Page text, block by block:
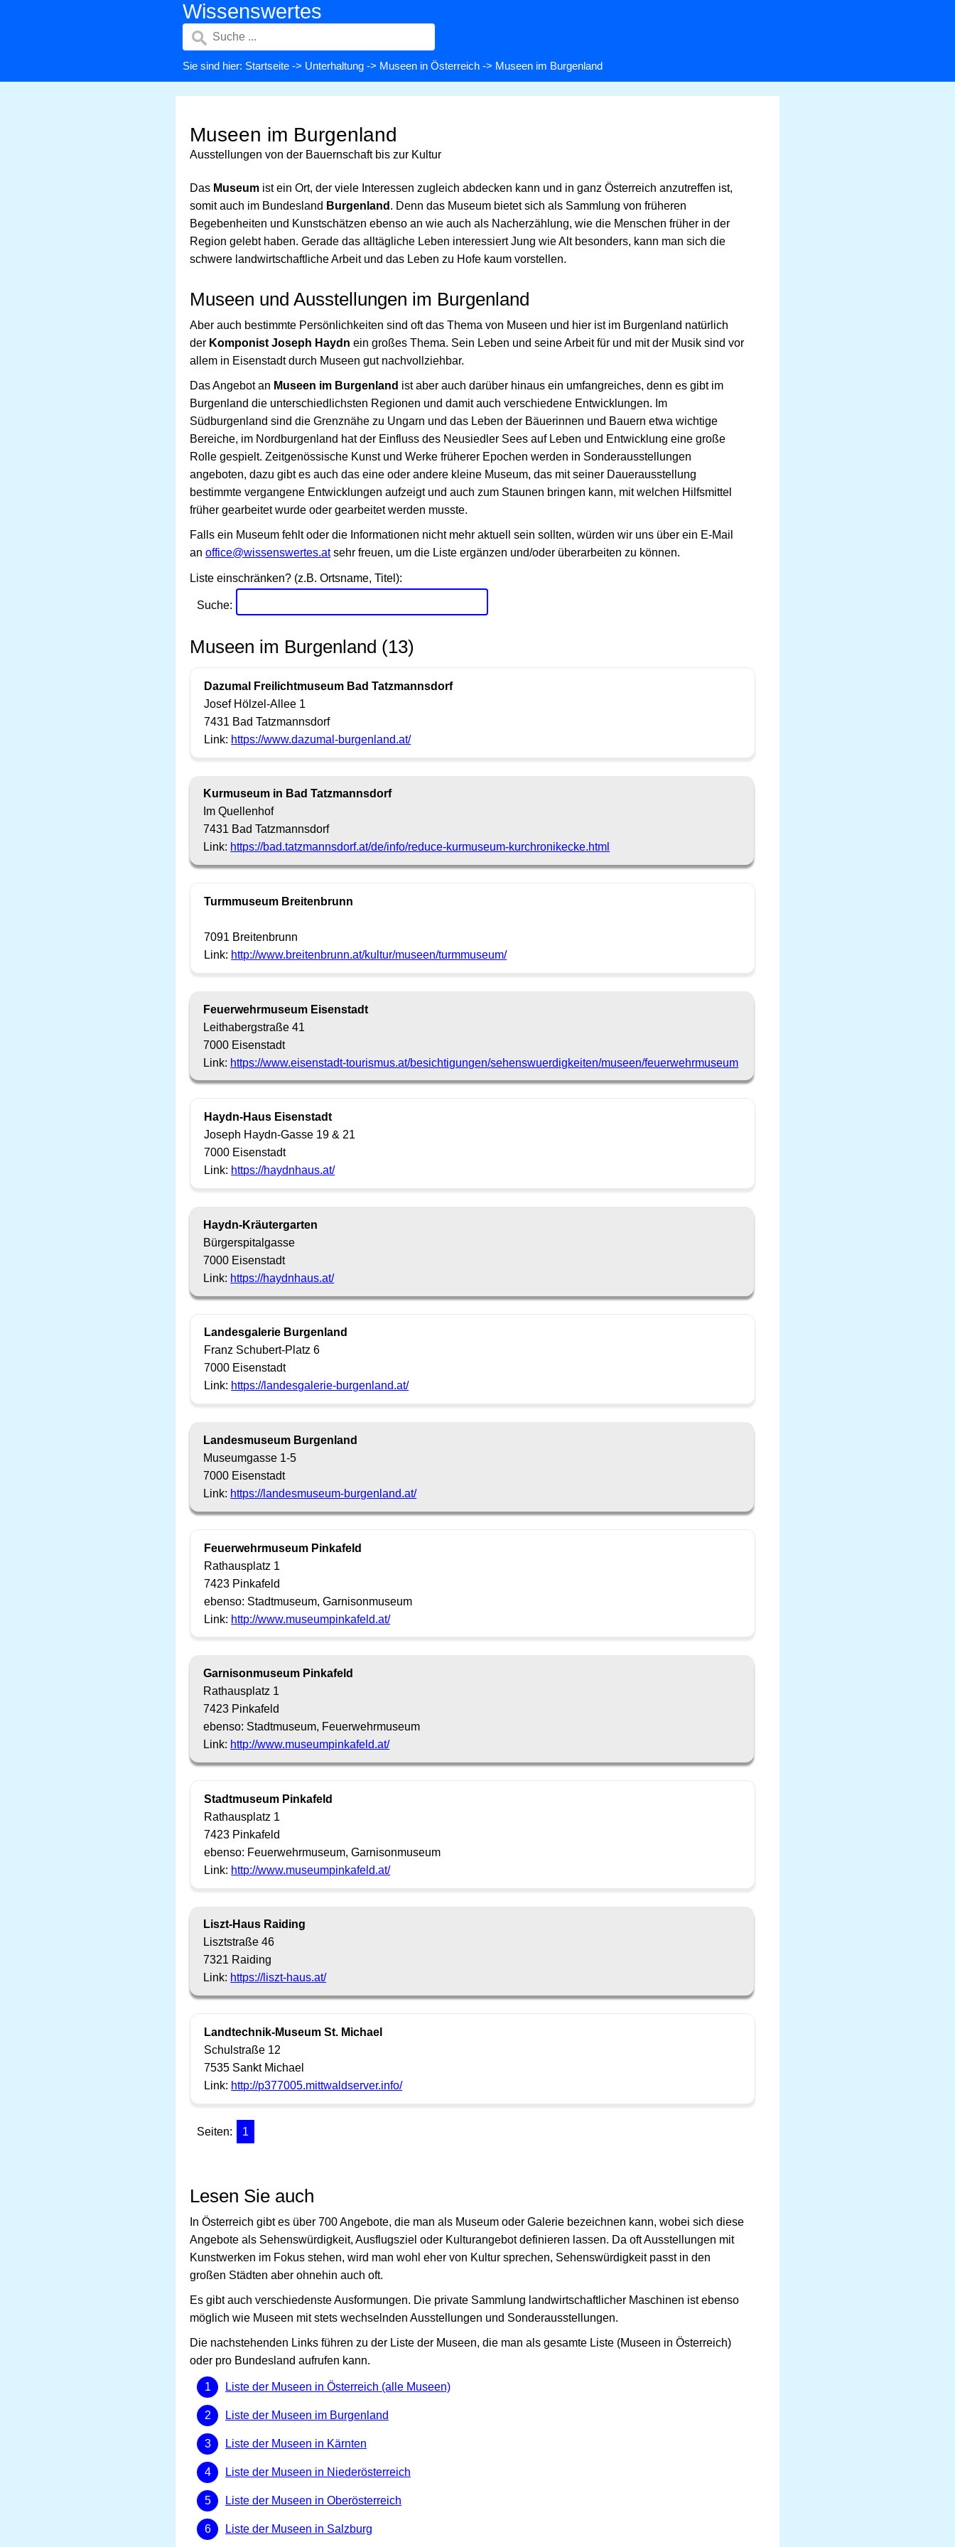
Wissenswertes
Sie sind hier: Startseite -> Unterhaltung -> Museen in Österreich -> Museen im Burgenland
Museen im Burgenland
Ausstellungen von der Bauernschaft bis zur Kultur
Das Museum ist ein Ort, der viele Interessen zugleich abdecken kann und in ganz Österreich anzutreffen ist,
somit auch im Bundesland Burgenland . Denn das Museum bietet sich als Sammlung von früheren
Begebenheiten und Kunstschätzen ebenso an wie auch als Nacherzählung, wie die Menschen früher in der
Region gelebt haben. Gerade das alltägliche Leben interessiert Jung wie Alt besonders, kann man sich die
schwere landwirtschaftliche Arbeit und das Leben zu Hofe kaum vorstellen.
Museen und Ausstellungen im Burgenland
Aber auch bestimmte Persönlichkeiten sind oft das Thema von Museen und hier ist im Burgenland natürlich
der Komponist Joseph Haydn ein großes Thema. Sein Leben und seine Arbeit für und mit der Musik sind vor
allem in Eisenstadt durch Museen gut nachvollziehbar.
Das Angebot an Museen im Burgenland ist aber auch darüber hinaus ein umfangreiches, denn es gibt im
Burgenland die unterschiedlichsten Regionen und damit auch verschiedene Entwicklungen. Im
Südburgenland sind die Grenznähe zu Ungarn und das Leben der Bäuerinnen und Bauern etwa wichtige
Bereiche, im Nordburgenland hat der Einfluss des Neusiedler Sees auf Leben und Entwicklung eine große
Rolle gespielt. Zeitgenössische Kunst und Werke früherer Epochen werden in Sonderausstellungen
angeboten, dazu gibt es auch das eine oder andere kleine Museum, das mit seiner Dauerausstellung
bestimmte vergangene Entwicklungen aufzeigt und auch zum Staunen bringen kann, mit welchen Hilfsmittel
früher gearbeitet wurde oder gearbeitet werden musste.
Falls ein Museum fehlt oder die Informationen nicht mehr aktuell sein sollten, würden wir uns über ein E-Mail
an office@wissenswertes.atsehr freuen, um die Liste ergänzen und/oder überarbeiten zu können.
Liste einschränken? (z.B. Ortsname, Titel):
Suche:
Museen im Burgenland (13)
Dazumal Freilichtmuseum Bad Tatzmannsdorf
Josef Hölzel-Allee 1
7431 Bad Tatzmannsdorf
Link: https://www.dazumal-burgenland.at/
Kurmuseum in Bad Tatzmannsdorf
Im Quellenhof
7431 Bad Tatzmannsdorf
Link: https://bad.tatzmannsdorf.at/de/info/reduce-kurmuseum-kurchronikecke.html
Turmmuseum Breitenbrunn
7091 Breitenbrunn
Link: http://www.breitenbrunn.at/kultur/museen/turmmuseum/
Feuerwehrmuseum Eisenstadt
Leithabergstraße 41
7000 Eisenstadt
Link: https://www.eisenstadt-tourismus.at/besichtigungen/sehenswuerdigkeiten/museen/feuerwehrmuseum
Haydn-Haus Eisenstadt
Joseph Haydn-Gasse 19 & 21
7000 Eisenstadt
Link: https://haydnhaus.at/
Haydn-Kräutergarten
Bürgerspitalgasse
7000 Eisenstadt
Link: https://haydnhaus.at/
Landesgalerie Burgenland
Franz Schubert-Platz 6
7000 Eisenstadt
Link: https://landesgalerie-burgenland.at/
Landesmuseum Burgenland
Museumgasse 1-5
7000 Eisenstadt
Link: https://landesmuseum-burgenland.at/
Feuerwehrmuseum Pinkafeld
Rathausplatz 1
7423 Pinkafeld
ebenso: Stadtmuseum, Garnisonmuseum
Link: http://www.museumpinkafeld.at/
Garnisonmuseum Pinkafeld
Rathausplatz 1
7423 Pinkafeld
ebenso: Stadtmuseum, Feuerwehrmuseum
Link: http://www.museumpinkafeld.at/
Stadtmuseum Pinkafeld
Rathausplatz 1
7423 Pinkafeld
ebenso: Feuerwehrmuseum, Garnisonmuseum
Link: http://www.museumpinkafeld.at/
Liszt-Haus Raiding
Lisztstraße 46
7321 Raiding
Link: https://liszt-haus.at/
Landtechnik-Museum St. Michael
Schulstraße 12
7535 Sankt Michael
Link: http://p377005.mittwaldserver.info/
Seiten: 1
Lesen Sie auch
In Österreich gibt es über 700 Angebote, die man als Museum oder Galerie bezeichnen kann, wobei sich diese
Angebote als Sehenswürdigkeit, Ausflugsziel oder Kulturangebot definieren lassen. Da oft Ausstellungen mit
Kunstwerken im Fokus stehen, wird man wohl eher von Kultur sprechen, Sehenswürdigkeit passt in den
großen Städten aber ohnehin auch oft.
Es gibt auch verschiedenste Ausformungen. Die private Sammlung landwirtschaftlicher Maschinen ist ebenso
möglich wie Museen mit stets wechselnden Ausstellungen und Sonderausstellungen.
Die nachstehenden Links führen zu der Liste der Museen, die man als gesamte Liste (Museen in Österreich)
oder pro Bundesland aufrufen kann.
Liste der Museen in Österreich (alle Museen)
Liste der Museen im Burgenland
Liste der Museen in Kärnten
Liste der Museen in Niederösterreich
Liste der Museen in Oberösterreich
Liste der Museen in Salzburg